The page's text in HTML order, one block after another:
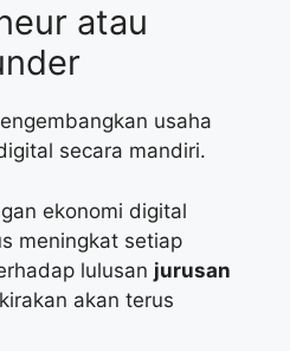
atau
usaha
secara mandiri.
ekonomi digital
meningkat setiap
lulusan jurusan
akan terus